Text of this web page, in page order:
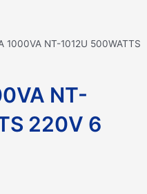
1000VA NT-1012U 500WATTS
NT-
220V 6